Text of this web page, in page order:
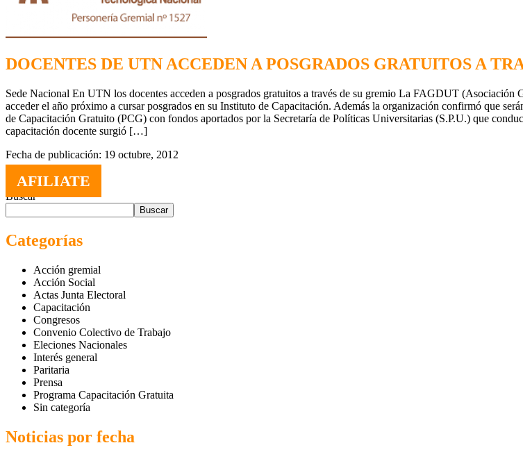
DOCENTES DE UTN ACCEDEN A POSGRADOS GRATUITOS A
Sede Nacional En UTN los docentes acceden a posgrados gratuitos a través de su gremio La FAGDUT
acceder el año próximo a cursar posgrados en su Instituto de Capacitación. Además la organización confirmó que
de Capacitación Gratuito (PCG) con fondos aportados por la Secretaría de Políticas Universitarias (S.P.U.) que
capacitación docente surgió […]
Fecha de publicación: 19 octubre, 2012
AFILIATE
Buscar
Buscar
Categorías
Acción gremial
Acción Social
Actas Junta Electoral
Capacitación
Congresos
Convenio Colectivo de Trabajo
Eleciones Nacionales
Interés general
Paritaria
Prensa
Programa Capacitación Gratuita
Sin categoría
Noticias por fecha